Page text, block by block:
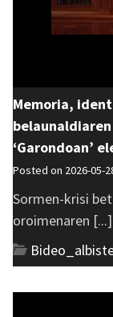
Memoria,
‘Garondoan’
Posted on 2026-05-
Sormen-krisi
oroimenaren [...]